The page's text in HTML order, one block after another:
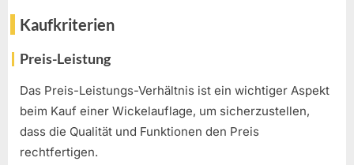
Kaufkriterien
Preis-Leistung
Das Preis-Leistungs-Verhältnis ist ein wichtiger Aspekt
beim Kauf einer Wickelauflage, um sicherzustellen,
dass die Qualität und Funktionen den Preis
rechtfertigen.